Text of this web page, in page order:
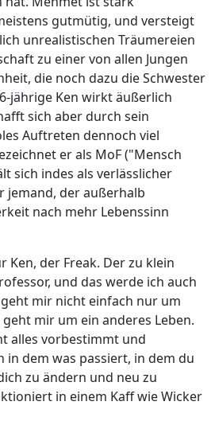
gutmütig, und versteigt
unrealistischen Träumereien
zu einer von allen Jungen
die noch dazu die Schwester
jährige Ken wirkt äußerlich
sich aber durch sein
Auftreten dennoch viel
er als MoF ("Mensch
sich indes als verlässlicher
jemand, der außerhalb
nach mehr Lebenssinn
Ken, der Freak. Der zu klein
und das werde ich auch
mir nicht einfach nur um
mir um ein anderes Leben.
alles vorbestimmt und
in dem was passiert, in dem du
zu ändern und neu zu
in einem Kaff wie Wicker